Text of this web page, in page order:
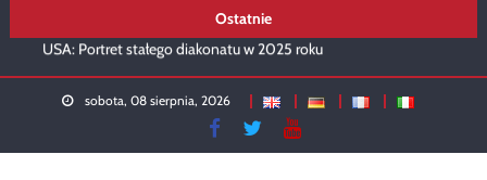
to
Ostatnie
USA: Portret stałego diakonatu w 2025 roku
Diakon w liturgii kartuskiej
Rusza diakonat w Siedlcach
sobota, 08 sierpnia, 2026